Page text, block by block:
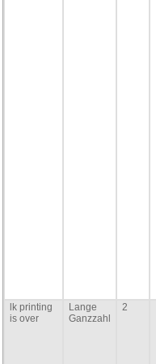
lk printing
is over
Lange
Ganzzahl
2